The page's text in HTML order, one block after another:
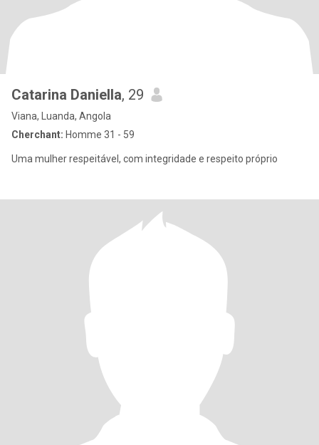
Catarina Daniella, 29
Viana, Luanda, Angola
Cherchant: Homme 31 - 59
Uma mulher respeitável, com integridade e respeito próprio